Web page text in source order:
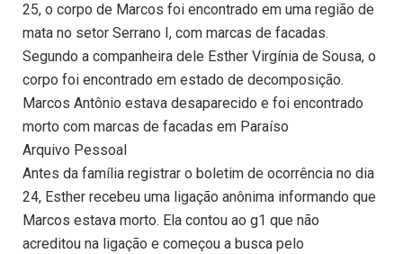
25, o corpo de Marcos foi encontrado em uma região de
mata no setor Serrano I, com marcas de facadas.
Segundo a companheira dele Esther Virgínia de Sousa, o
corpo foi encontrado em estado de decomposição.
Marcos Antônio estava desaparecido e foi encontrado
morto com marcas de facadas em Paraíso
Arquivo Pessoal
Antes da família registrar o boletim de ocorrência no dia
24, Esther recebeu uma ligação anônima informando que
Marcos estava morto. Ela contou ao g1 que não
acreditou na ligação e começou a busca pelo